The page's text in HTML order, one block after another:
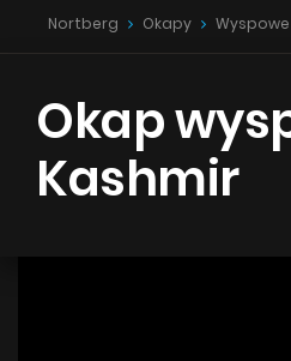
Nowości
Okapy Kominowe
Okapy Podszafkowe
Okapy Rustykalne
Okapy Sufitowe
Poradnik
Nortberg Okapy Wyspowe
Okap
Kashmir